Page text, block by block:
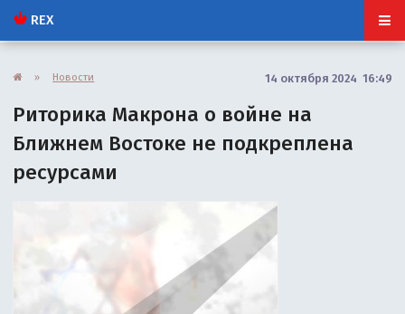
REX
» Новости 14 октября 2024 16:49
Риторика Макрона о войне на
Ближнем Востоке не подкреплена
ресурсами